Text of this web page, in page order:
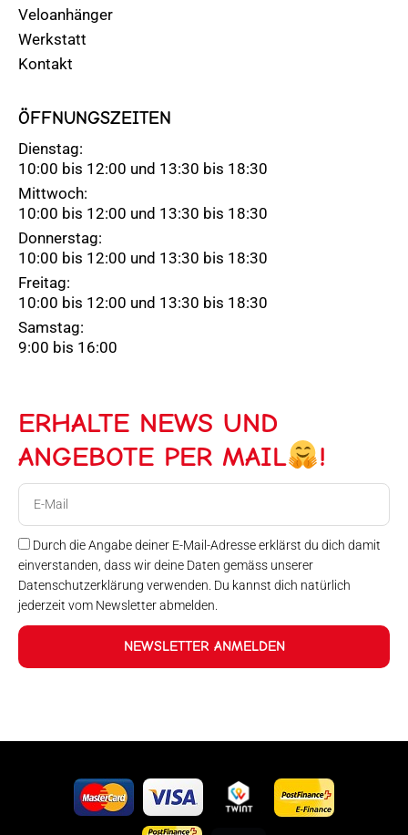
Veloanhänger
Werkstatt
Kontakt
ÖFFNUNGSZEITEN
Dienstag:
10:00 bis 12:00 und 13:30 bis 18:30
Mittwoch:
10:00 bis 12:00 und 13:30 bis 18:30
Donnerstag:
10:00 bis 12:00 und 13:30 bis 18:30
Freitag:
10:00 bis 12:00 und 13:30 bis 18:30
Samstag:
9:00 bis 16:00
ERHALTE NEWS UND
ANGEBOTE PER MAIL
!
Durch die Angabe deiner E-Mail-Adresse erklärst du dich damit
einverstanden, dass wir deine Daten gemäss unserer
Datenschutzerklärung verwenden. Du kannst dich natürlich
jederzeit vom Newsletter abmelden.
NEWSLETTER ANMELDEN